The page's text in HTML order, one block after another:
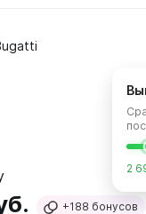
Bataria Retro 2
Bataria Retro 3
+188 бонусов
2